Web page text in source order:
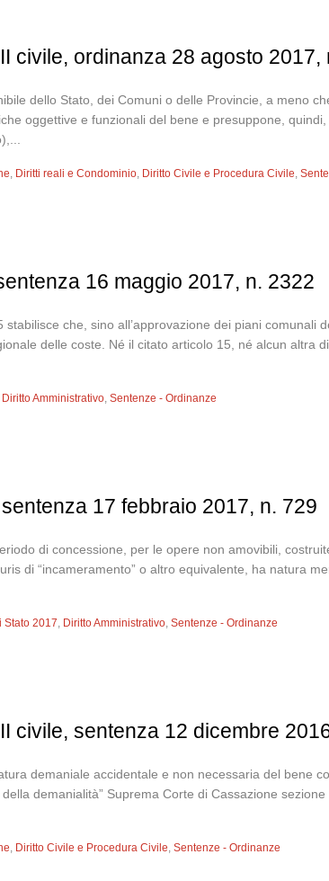
civile, ordinanza 28 agosto 2017,
dello Stato, dei Comuni o delle Provincie, a meno
oggettive e funzionali del bene e presuppone, quindi,
, Diritti reali e Condominio, Diritto Civile e Procedura Civile,
16 maggio 2017, n. 2322
stabilisce che, sino all’approvazione dei piani
delle coste. Né il citato articolo 15, né alcun altra
Diritto Amministrativo,Sentenze - Ordinanze
17 febbraio 2017, n. 729
di concessione, per le opere non amovibili,
di “incameramento” o altro equivalente, ha natura
Stato 2017, Diritto Amministrativo,Sentenze - Ordinanze
civile, sentenza 12 dicembre
demaniale accidentale e non necessaria del bene
demanialità” Suprema Corte di Cassazione
, Diritto Civile e Procedura Civile,Sentenze - Ordinanze